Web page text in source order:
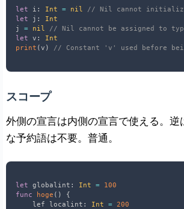
let i : Int = nil
// Nil cannot
let j :
Int
j = nil
// Nil cannot be assigned to
let v :
Int
print (v ) // Constant 'v' used before
スコープ
外側の宣言は内側の宣言で使える。逆
な予約語は不要。普通。
let globalint : Int =
100
func
hoge ( )
{
    lef localint
: Int =
200